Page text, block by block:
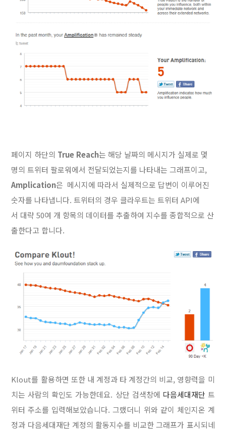
페이지 하단의 True Reach는 해당 날짜의 메시지가 실제로 몇
명의 트위터 팔로워에서 전달되었는지를 나타내는 그래프이고,
Amplication은 메시지에 따라서 실제적으로 답변이 이루어진
숫자를 나타냅니다. 트위터의 경우 클라우트는 트위터 API에
서 대략 50여 개 항목의 데이터를 추출하여 지수를 종합적으로 산
출한다고 합니다.
Klout를 활용하면 또한 내 계정과 타 계정간의 비교, 영향력을 미
치는 사람의 확인도 가능한데요. 상단 검색창에 다음세대재단 트
위터 주소를 입력해보았습니다. 그랬더니 위와 같이 체인지온 계
정과 다음세대재단 계정의 활동지수를 비교한 그래프가 표시되네